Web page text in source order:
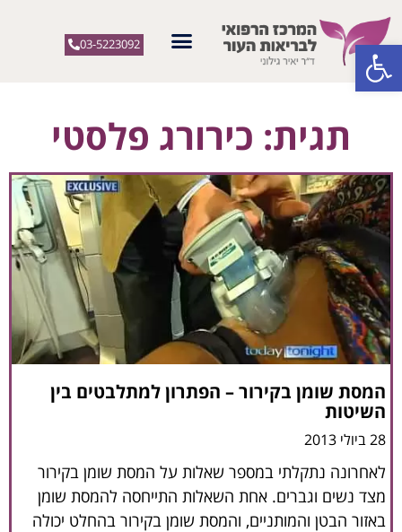
פתח סרגל נגישות 03-5223092
תגית: כירורג פלסטי
המסת שומן בקירור – הפתרון למתלבטים בין
השיטות
28 ביולי 2013
לאחרונה נתקלתי במספר שאלות על המסת שומן בקירור
מצד נשים וגברים. אחת השאלות התייחסה להמסת שומן
באזור הבטן והמותניים, והמסת שומן בקירור בהחלט יכולה